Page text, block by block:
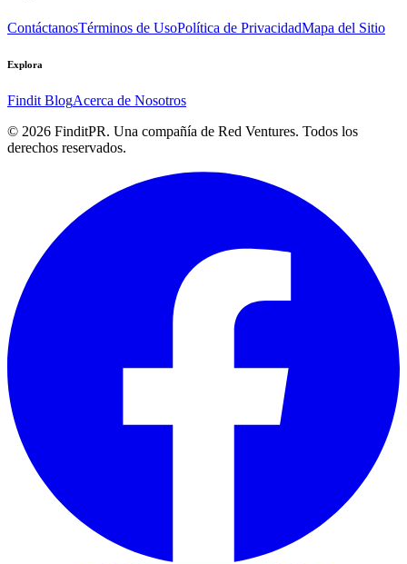
ContáctanosTérminos de UsoPolítica de PrivacidadMapa del Sitio
Explora
Findit BlogAcerca de Nosotros
© 2026 FinditPR. Una compañía de Red Ventures. Todos los
derechos reservados.